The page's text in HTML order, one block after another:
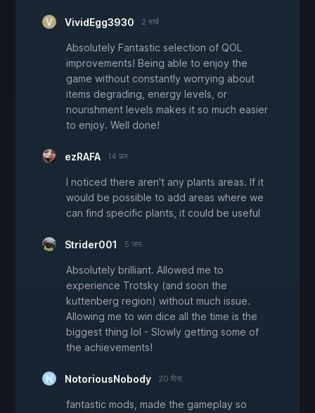
VividEgg3930 2 मार्च
Absolutely Fantastic selection of QOL
improvements! Being able to enjoy the
game without constantly worrying about
items degrading, energy levels, or
nourishment levels makes it so much easier
to enjoy. Well done!
ezRAFA 14 फ़र.
I noticed there aren't any plants areas. If it
would be possible to add areas where we
can find specific plants, it could be useful
Strider001 5 जन.
Absolutely brilliant. Allowed me to
experience Trotsky (and soon the
kuttenberg region) without much issue.
Allowing me to win dice all the time is the
biggest thing lol - Slowly getting some of
the achievements!
NotoriousNobody 20 दिस.
fantastic mods, made the gameplay so